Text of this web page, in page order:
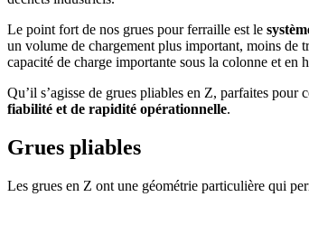
Le point fort de nos grues pour ferraille est le
un volume de chargement plus important, moins de
capacité de charge importante sous la colonne et en
Qu’il s’agisse de grues pliables en Z, parfaites
fiabilité et de rapidité opérationnelle.
Grues pliables
Les grues en Z ont une géométrie particulière qui